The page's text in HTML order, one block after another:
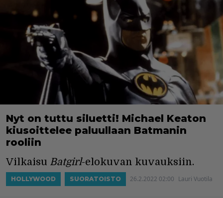
Nyt on tuttu siluetti! Michael Keaton
kiusoittelee paluullaan Batmanin
rooliin
Vilkaisu Batgirl-elokuvan kuvauksiin.
HOLLYWOOD SUORATOISTO 26.2.2022 02:00 Lauri Vuotila